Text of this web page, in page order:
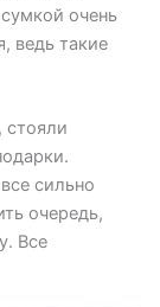
очень
ведь такие
стояли
сильно
очередь,
Все